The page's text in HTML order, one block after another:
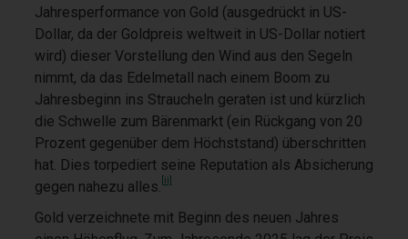
Jahresperformance von Gold (ausgedrückt in US-
Dollar, da der Goldpreis weltweit in US-Dollar notiert
wird) dieser Vorstellung den Wind aus den Segeln
nimmt, da das Edelmetall nach einem Boom zu
Jahresbeginn ins Straucheln geraten ist und kürzlich
die Schwelle zum Bärenmarkt (ein Rückgang von 20
Prozent gegenüber dem Höchststand) überschritten
hat. Dies torpediert seine Reputation als Absicherung
gegen nahezu alles. [ii]
Gold verzeichnete mit Beginn des neuen Jahres